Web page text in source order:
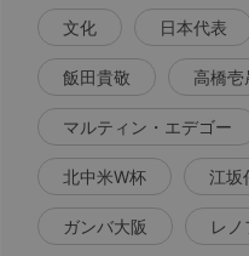
文化 日本代表
飯田貴敬 高橋壱
マルティン・エデゴー
北中米W杯 江坂
ガンバ大阪 レノ